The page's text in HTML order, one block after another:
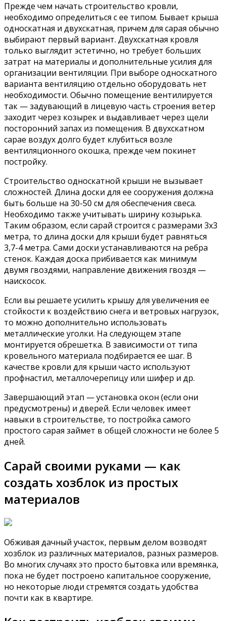
Прежде чем начать строительство кровли,
необходимо определиться с ее типом. Бывает крыша
односкатная и двухскатная, причем для сарая обычно
выбирают первый вариант. Двухскатная кровля
только выглядит эстетично, но требует больших
затрат на материалы и дополнительные усилия для
организации вентиляции. При выборе односкатного
варианта вентиляцию отдельно оборудовать нет
необходимости. Обычно помещение вентилируется
так — задувающий в лицевую часть строения ветер
заходит через козырек и выдавливает через щели
посторонний запах из помещения. В двухскатном
сарае воздух долго будет клубиться возле
вентиляционного окошка, прежде чем покинет
постройку.
Строительство односкатной крыши не вызывает
сложностей. Длина доски для ее сооружения должна
быть больше на 30-50 см для обеспечения свеса.
Необходимо также учитывать ширину козырька.
Таким образом, если сарай строится с размерами 3х3
метра, то длина доски для крыши будет равняться
3,7-4 метра. Сами доски устанавливаются на ребра
стенок. Каждая доска прибивается как минимум
двумя гвоздями, направление движения гвоздя —
наискосок.
Если вы решаете усилить крышу для увеличения ее
стойкости к воздействию снега и ветровых нагрузок,
то можно дополнительно использовать
металлические уголки. На следующем этапе
монтируется обрешетка. В зависимости от типа
кровельного материала подбирается ее шаг. В
качестве кровли для крыши часто используют
профнастил, металлочерепицу или шифер и др.
Завершающий этап — установка окон (если они
предусмотрены) и дверей. Если человек имеет
навыки в строительстве, то постройка самого
простого сарая займет в общей сложности не более 5
дней.
Сарай своими руками — как
создать хозблок из простых
материалов
Обживая дачный участок, первым делом возводят
хозблок из различных материалов, разных размеров.
Во многих случаях это просто бытовка или времянка,
пока не будет построено капитальное сооружение,
но некоторые люди стремятся создать удобства
почти как в квартире.